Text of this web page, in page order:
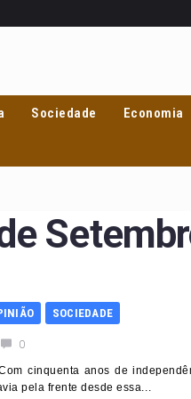
Sociedade Economia
SOCIEDADE
0
Com cinquenta anos de
pela frente desde essa...